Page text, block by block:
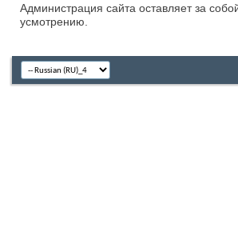
Администрация сайта оставляет за
усмотрению.